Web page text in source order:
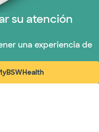
su atención
una experiencia de
en ventana nueva)